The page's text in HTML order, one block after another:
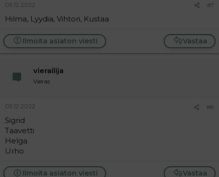
05.12.2022 #7
Hilma, Lyydia, Vihtori, Kustaa
Vastaa
Ilmoita asiaton viesti
vierailija
Vieras
05.12.2022 #8
Sigrid
Taavetti
Helga
Urho
Vastaa
Ilmoita asiaton viesti